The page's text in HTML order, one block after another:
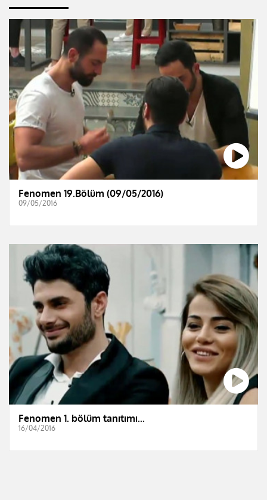
Fenomen 19.Bölüm (09/05/2016)
09/05/2016
Fenomen 1. bölüm tanıtımı...
16/04/2016